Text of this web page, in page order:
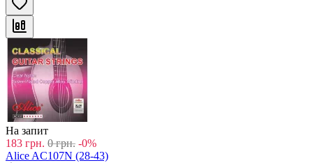
На запит
183 грн. 0 грн. -0%
Alice AC107N (28-43)